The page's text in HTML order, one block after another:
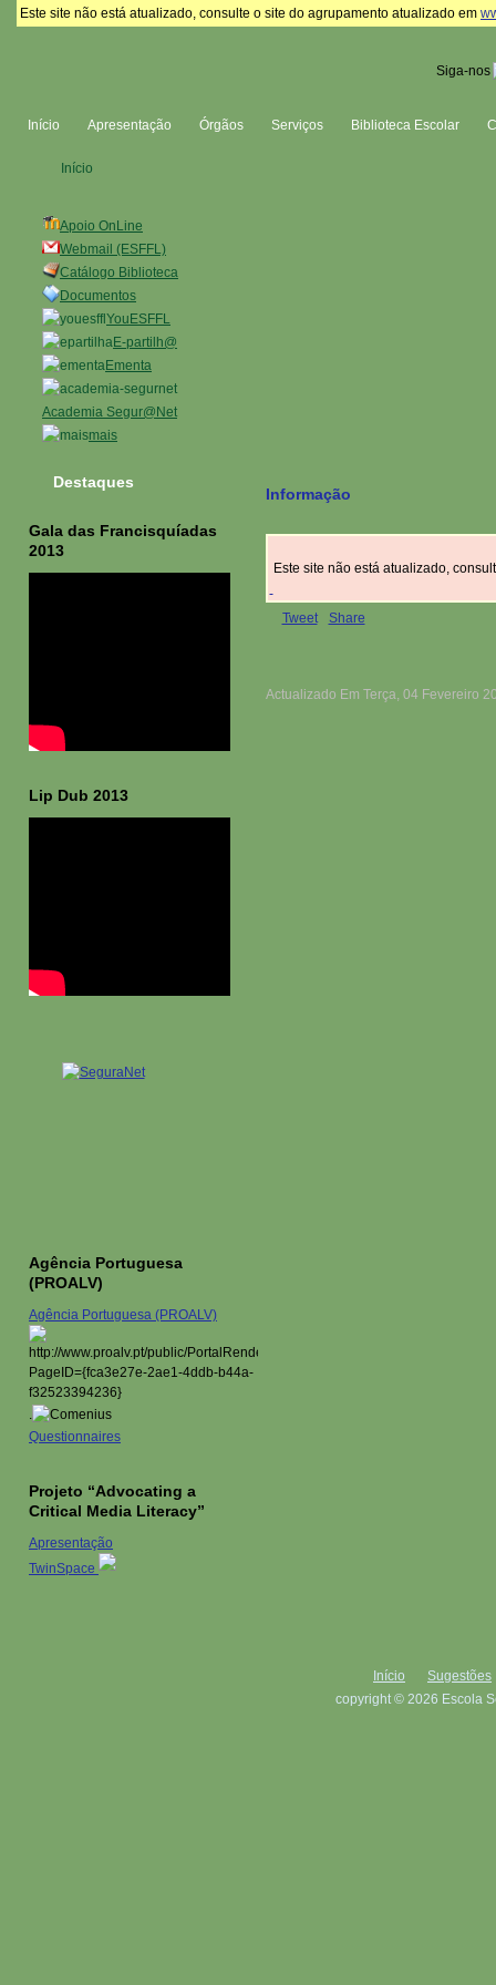
Este site não está atualizado, consulte o site do agrupamento atualizado em
Siga-nos
Início Apresentação Órgãos Serviços Biblioteca Escolar
Apoio OnLine
Webmail (ESFFL)
Catálogo Biblioteca
Documentos
YouESFFL
E-partilh@
Ementa
Academia Segur@Net
mais
Início
Informação
Este site não está atualizado,
Tweet Share
Actualizado Em Terça, 04 Fevereiro
Destaques
Gala das Francisquíadas
2013
Lip Dub 2013
Agência Portuguesa
(PROALV)
Agência Portuguesa (PROALV)
.
Questionnaires
Projeto “Advocating a
Critical Media Literacy”
Apresentação
TwinSpace
Início
Sugestões
copyright © 2026 Escola